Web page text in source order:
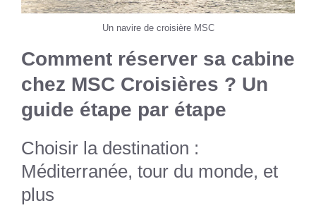
Un navire de croisière MSC
Comment réserver sa cabine
chez MSC Croisières ? Un
guide étape par étape
Choisir la destination :
Méditerranée, tour du monde, et
plus